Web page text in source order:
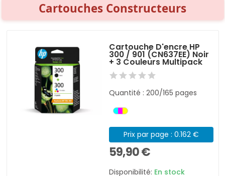
Cartouches Constructeurs
Cartouche D'encre HP
300 / 901 (CN637EE) Noir
+ 3 Couleurs Multipack
Quantité : 200/165 pages
Prix par page : 0.162 €
59,90 €
Disponibilité: En stock